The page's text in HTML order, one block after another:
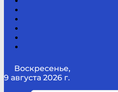
Воскресенье,
9 августа 2026 г.